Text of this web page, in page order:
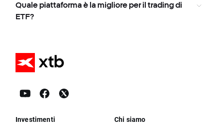
Quale piattaforma è la migliore per il trading di
ETF?
Investimenti Chi siamo